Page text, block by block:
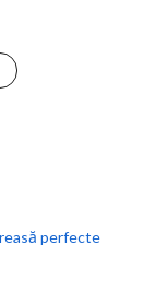
perfecte